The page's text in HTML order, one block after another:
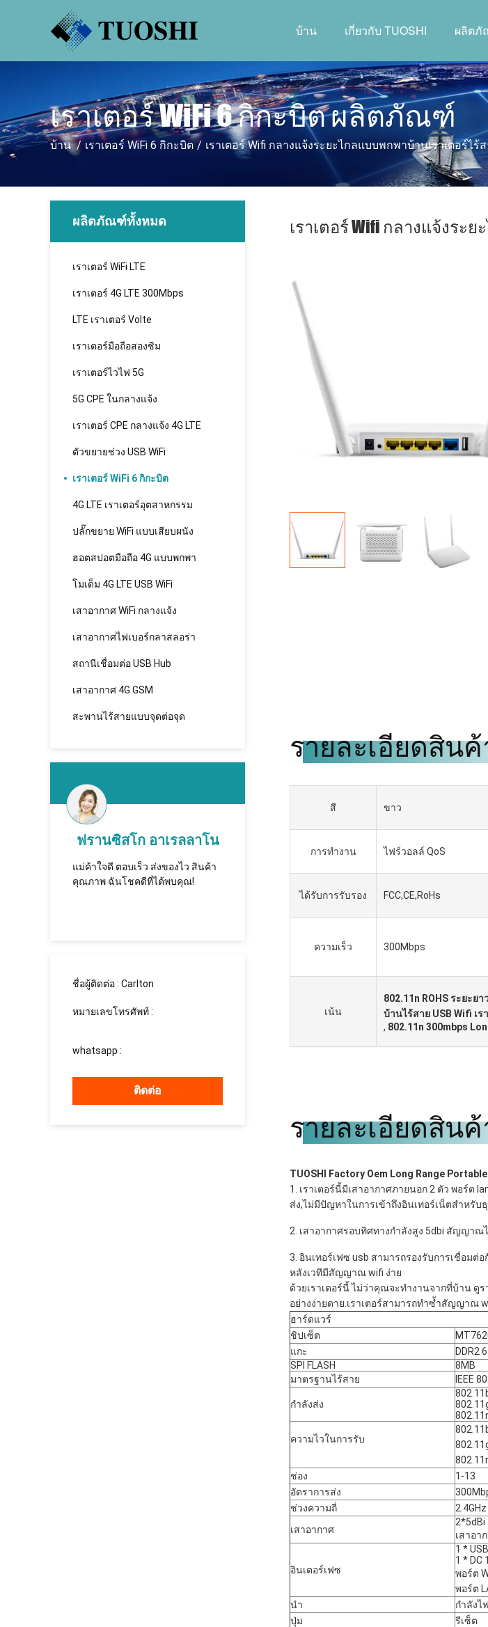
บ้าน เกี่ยวกับ TUOSHI ผลิต
เราเตอร์ WiFi 6 กิกะบิต ผลิตภัณฑ์
บ้าน / เราเตอร์ WiFi 6 กิกะบิต / เราเตอร์ Wifi กลางแจ้งระยะไกลแบบพกพาบ้านเราเตอร์ไร้ส
ผลิตภัณฑ์ทั้งหมด
เราเตอร์ WiFi LTE
เราเตอร์ 4G LTE 300Mbps
LTE เราเตอร์ Volte
เราเตอร์มือถือสองซิม
เราเตอร์ไวไฟ 5G
5G CPE ในกลางแจ้ง
เราเตอร์ CPE กลางแจ้ง 4G LTE
ตัวขยายช่วง USB WiFi
เราเตอร์ WiFi 6 กิกะบิต
4G LTE เราเตอร์อุตสาหกรรม
ปลั๊กขยาย WiFi แบบเสียบผนัง
ฮอตสปอตมือถือ 4G แบบพกพา
โมเด็ม 4G LTE USB WiFi
เสาอากาศ WiFi กลางแจ้ง
เสาอากาศไฟเบอร์กลาสลอร่า
สถานีเชื่อมต่อ USB Hub
เสาอากาศ 4G GSM
สะพานไร้สายแบบจุดต่อจุด
นซิสโก อาเรลลาโน
จดี ตอบเร็ว ส่งของไว สินค้า
ฉันโชคดีที่ได้พบคุณ!
คัทบาตาร์
ทูชิ - надежная компания,
которая впервые установила
เพื่อนที่ดี เป็นเกียรติที่ได้ร่วมง
ชื่อผู้ติดต่อ : Carlton
หมายเลขโทรศัพท์ :
whatsapp :
ติดต่อ
เราเตอร์ Wifi กลางแจ้งระ
รายละเอียดสิน
สี ขาว
การทำงาน ไฟร์วอลล์ QoS
ได้รับการรับรอง FCC,CE,RoHs
ความเร็ว 300Mbps
เน้น
802.11n ROHS ระยะย
บ้านไร้สาย USB Wifi เร
, 802.11n 300mbps
รายละเอียดสิน
TUOSHI Factory Oem Long Range
1. เราเตอร์นี้มีเสาอากาศภายนอก 2 ตัว พอร์ต
ส่ง,ไม่มีปัญหาในการเข้าถึงอินเทอร์เน็ตสำหรับ
2. เสาอากาศรอบทิศทางกำลังสูง 5dbi สัญญาณ
3. อินเทอร์เฟซ usb สามารถรองรับการเชื่อมต่
หลังเวทีมีสัญญาณ wifi ง่าย
ด้วยเราเตอร์นี้ ไม่ว่าคุณจะทำงานจากที่บ้าน
อย่างง่ายดาย.เราเตอร์สามารถทำซ้ำสัญญาณ
ฮาร์ดแวร์
ชิปเซ็ต
แกะ
DDR2
SPI FLASH
8MB
มาตรฐานไร้สาย
IEEE
กำลังส่ง
ความไวในการรับ
ช่อง
1-13
อัตราการส่ง
ช่วงความถี่
2.4GHz
เสาอากาศ
2*5dBi
เสาอา
อินเตอร์เฟซ
1 *
1 * DC
พอร์ต
พอร์ต
นำ
กำลังไ
ปุ่ม
รีเซ็ต